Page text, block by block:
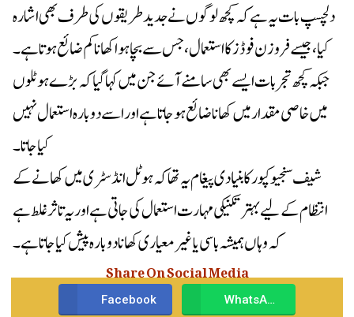
دلچسپ بات یہ ہے کہ کچھ لوگوں نے جدید طریقوں کی طرف بھی اشارہ
کیا، جیسے فروزن فوڈز کا استعمال، جس سے بچا ہوا کھانا کم ضائع ہوتا ہے۔
جبکہ کچھ تجربات ایسے بھی سامنے آئے جن میں کہا گیا کہ بڑے ہوٹلوں
میں خاصی مقدار میں کھانا ضائع ہو جاتا ہے اور اسے دوبارہ استعمال نہیں
کیا جاتا۔
شیف سنجیو کپور کا بنیادی پیغام یہ تھا کہ ہوٹل انڈسٹری میں کھانے کے
انتظام کے لیے بہتر تکنیکی مہارت استعمال کی جاتی ہے اور یہ تاثر غلط ہے
کہ وہاں ہمیشہ باسی یا غیر معیاری کھانا دوبارہ پیش کیا جاتا ہے۔
Share On Social Media
Facebook WhatsApp